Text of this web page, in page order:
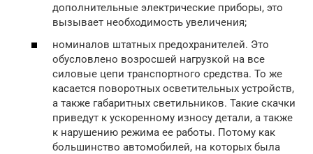
дополнительные электрические приборы, это
вызывает необходимость увеличения;
номиналов штатных предохранителей. Это
обусловлено возросшей нагрузкой на все
силовые цепи транспортного средства. То же
касается поворотных осветительных устройств,
а также габаритных светильников. Такие скачки
приведут к ускоренному износу детали, а также
к нарушению режима ее работы. Потому как
большинство автомобилей, на которых была